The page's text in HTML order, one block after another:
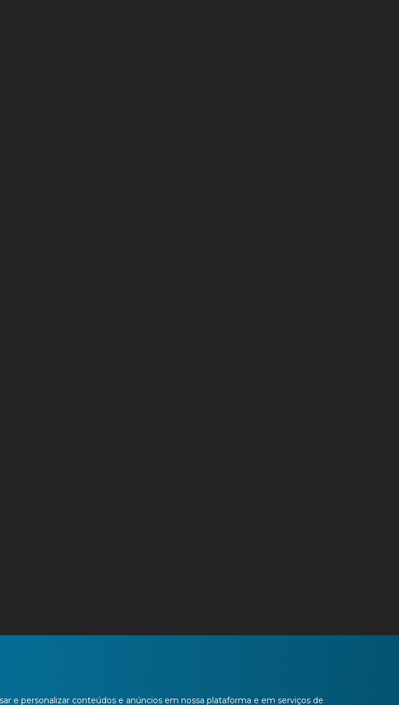
e personalizar conteúdos e anúncios em nossa plataforma e em serviços de